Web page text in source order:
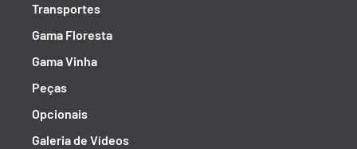
Transportes
Gama Floresta
Gama Vinha
Peças
Opcionais
Galeria de Vídeos